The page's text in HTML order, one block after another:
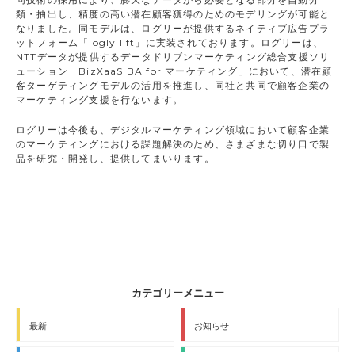
類・抽出し、精度の高い潜在顧客獲得のためのモデリングが可能と
なりました。同モデルは、ログリーが提供するネイティブ広告プラ
ットフォーム「logly lift」に実装されております。ログリーは、
NTTデータが提供するデータドリブンマーケティング総合支援ソリ
ューション「BizXaaS BA for マーケティング」において、潜在顧
客ターゲティングモデルの活用を推進し、同社と共同で顧客企業の
マーケティング支援を行ないます。
ログリーは今後も、デジタルマーケティング領域において顧客企業
のマーケティングにおける課題解決のため、さまざまな切り口で製
品を研究・開発し、提供してまいります。
最新 お知らせ